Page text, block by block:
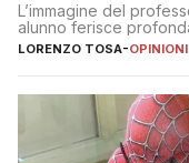
L’immagine del
alunno ferisce
LORENZO TOSA-OPINIONI